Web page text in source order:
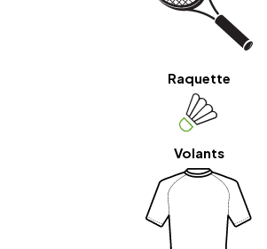
Raquette
Volants